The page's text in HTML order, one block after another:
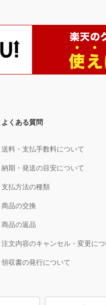
よくある質問
送料・支払手数料について
納期・発送の目安について
支払方法の種類
商品の交換
商品の返品
注文内容のキャンセル・変更につ
領収書の発行について